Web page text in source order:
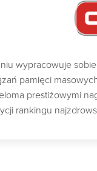
wypracowuje
pamięci
prestiżowymi
rankingu